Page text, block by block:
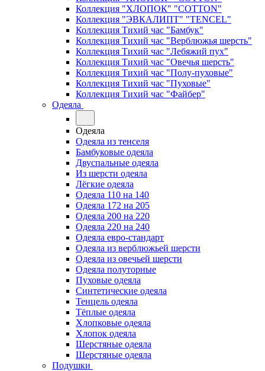
Коллекция "ХЛОПОК" "COTTON"
Коллекция "ЭВКАЛИПТ" "TENCEL"
Коллекция Тихий час "Бамбук"
Коллекция Тихий час "Верблюжья шерсть"
Коллекция Тихий час "Лебяжий пух"
Коллекция Тихий час "Овечья шерсть"
Коллекция Тихий час "Полу-пуховые"
Коллекция Тихий час "Пуховые"
Коллекция Тихий час "Файбер"
Одеяла
Одеяла
Одеяла из тенселя
Бамбуковые одеяла
Двуспальные одеяла
Из шерсти одеяла
Лёгкие одеяла
Одеяла 110 на 140
Одеяла 172 на 205
Одеяла 200 на 220
Одеяла 220 на 240
Одеяла евро-стандарт
Одеяла из верблюжьей шерсти
Одеяла из овечьей шерсти
Одеяла полуторные
Пуховые одеяла
Синтетические одеяла
Тенцель одеяла
Тёплые одеяла
Хлопковые одеяла
Хлопок одеяла
Шерстяные одеяла
Шерстяные одеяла
Подушки